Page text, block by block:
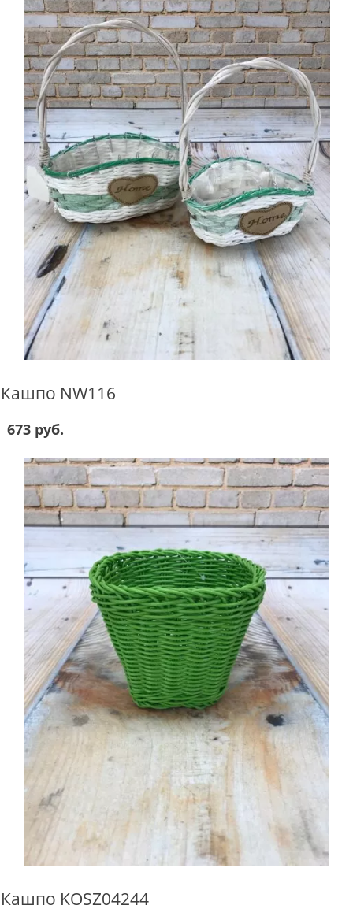
Кашпо NW116
673 руб.
Кашпо KOSZ04244